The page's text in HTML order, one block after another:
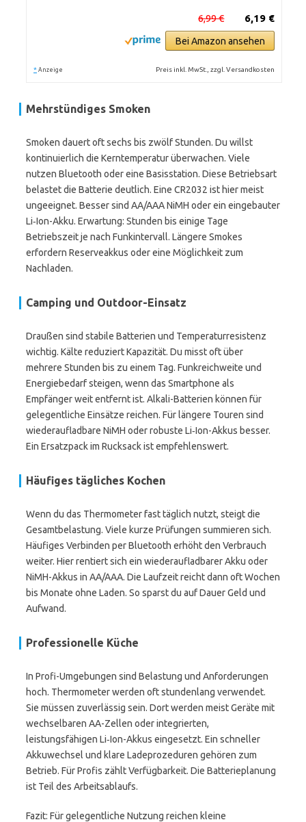
6,19 €
6,99 €
Bei Amazon ansehen
* Anzeige Preis inkl. MwSt., zzgl. Versandkosten
Mehrstündiges Smoken
Smoken dauert oft sechs bis zwölf Stunden. Du willst
kontinuierlich die Kerntemperatur überwachen. Viele
nutzen Bluetooth oder eine Basisstation. Diese Betriebsart
belastet die Batterie deutlich. Eine CR2032 ist hier meist
ungeeignet. Besser sind AA/AAA NiMH oder ein eingebauter
Li‑Ion-Akku. Erwartung: Stunden bis einige Tage
Betriebszeit je nach Funkintervall. Längere Smokes
erfordern Reserveakkus oder eine Möglichkeit zum
Nachladen.
Camping und Outdoor-Einsatz
Draußen sind stabile Batterien und Temperaturresistenz
wichtig. Kälte reduziert Kapazität. Du misst oft über
mehrere Stunden bis zu einem Tag. Funkreichweite und
Energiebedarf steigen, wenn das Smartphone als
Empfänger weit entfernt ist. Alkali-Batterien können für
gelegentliche Einsätze reichen. Für längere Touren sind
wiederaufladbare NiMH oder robuste Li‑Ion-Akkus besser.
Ein Ersatzpack im Rucksack ist empfehlenswert.
Häufiges tägliches Kochen
Wenn du das Thermometer fast täglich nutzt, steigt die
Gesamtbelastung. Viele kurze Prüfungen summieren sich.
Häufiges Verbinden per Bluetooth erhöht den Verbrauch
weiter. Hier rentiert sich ein wiederaufladbarer Akku oder
NiMH-Akkus in AA/AAA. Die Laufzeit reicht dann oft Wochen
bis Monate ohne Laden. So sparst du auf Dauer Geld und
Aufwand.
Professionelle Küche
In Profi-Umgebungen sind Belastung und Anforderungen
hoch. Thermometer werden oft stundenlang verwendet.
Sie müssen zuverlässig sein. Dort werden meist Geräte mit
wechselbaren AA-Zellen oder integrierten,
leistungsfähigen Li‑Ion-Akkus eingesetzt. Ein schneller
Akkuwechsel und klare Ladeprozeduren gehören zum
Betrieb. Für Profis zählt Verfügbarkeit. Die Batterieplanung
ist Teil des Arbeitsablaufs.
Fazit: Für gelegentliche Nutzung reichen kleine